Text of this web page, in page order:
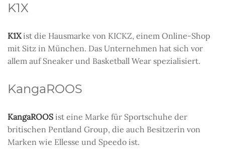
K1X
K1Xist die Hausmarke von KICKZ, einem Online-Shop
mit Sitz in München. Das Unternehmen hat sich vor
allem auf Sneaker und Basketball Wear spezialisiert.
KangaROOS
KangaROOS ist eine Marke für Sportschuhe der
britischen Pentland Group, die auch Besitzerin von
Marken wie Ellesse und Speedo ist.